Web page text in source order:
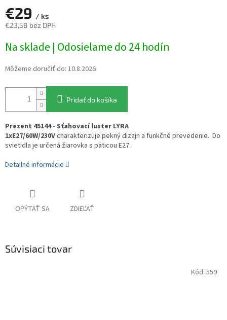
€29 / ks
€23,58 bez DPH
cena:
Na sklade | Odosielame do 24 hodín
Môžeme doručiť do: 10.8.2026
Pridať do košíka
Prezent 45144 - Sťahovací luster LYRA
1xE27/60W/230Vcharakterizuje pekný dizajn a funkčné prevedenie. Do
svietidla je určená žiarovka s päticou E27.
Detailné informácie
OPÝTAŤ SA ZDIEĽAŤ
Súvisiaci tovar
Kód: 559